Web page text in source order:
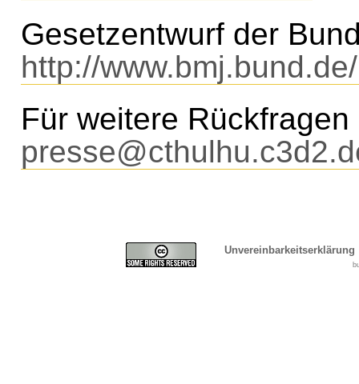
Gesetzentwurf der
http://
Für weitere
Unvereinbarkeitserklärung